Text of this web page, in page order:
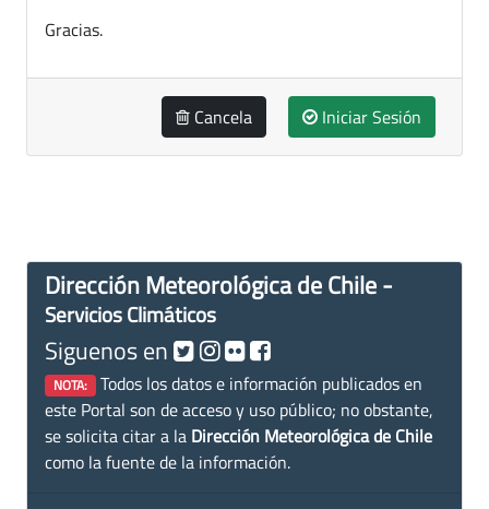
Gracias.
Cancela Iniciar Sesión
Dirección Meteorológica de Chile -
Servicios Climáticos
Siguenos en
NOTA: Todos los datos e información publicados en
este Portal son de acceso y uso público; no obstante,
se solicita citar a la Dirección Meteorológica de Chile
como la fuente de la información.